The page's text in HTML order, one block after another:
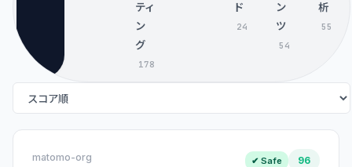
ティ
ン
グ
178
ド
24
ン
ツ
54
析
55
matomo-org ✔ Safe 96